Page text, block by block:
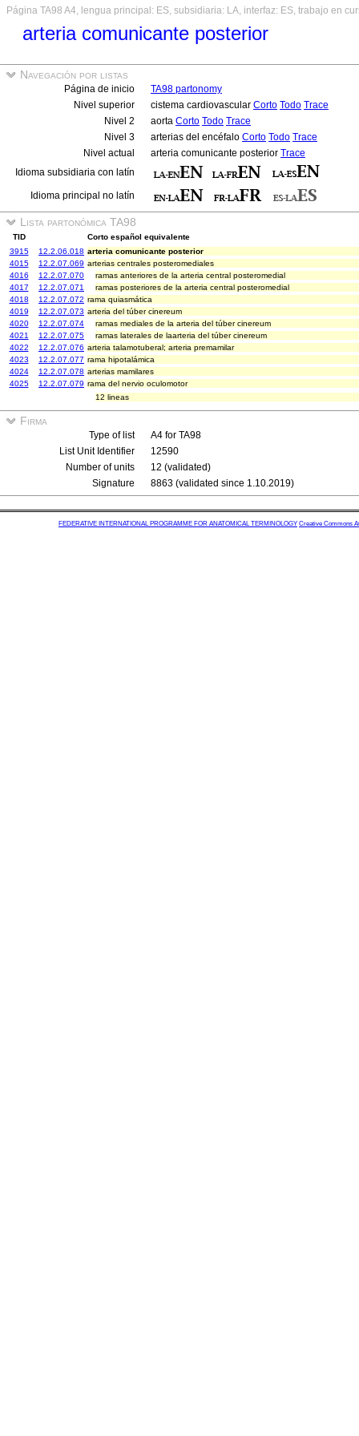
Página TA98 A4, lengua principal: ES, subsidiaria: LA, interfaz: ES, trabajo en
arteria comunicante posterior
Navegación por listas
Página de inicio
TA98 partonomy
Nivel superior
cistema cardiovascular Corto Todo Trace
Nivel 2
aorta Corto Todo Trace
Nivel 3
arterias del encéfalo Corto Todo Trace
Nivel actual
arteria comunicante posterior Trace
Idioma subsidiaria con latín
Idioma principal no latín
Lista partonómica TA98
TID
Corto español equivalente
3915
12.2.06.018 arteria comunicante posterior
4015
12.2.07.069 arterias centrales posteromediales
4016
12.2.07.070
ramas anteriores de la arteria central posteromedial
4017
12.2.07.071
ramas posteriores de la arteria central posteromedial
4018
12.2.07.072 rama quiasmática
4019
12.2.07.073 arteria del túber cinereum
4020
12.2.07.074
ramas mediales de la arteria del túber cinereum
4021
12.2.07.075
ramas laterales de laarteria del túber cinereum
4022
12.2.07.076 arteria talamotuberal; arteria premamilar
4023
12.2.07.077 rama hipotalámica
4024
12.2.07.078 arterias mamilares
4025
12.2.07.079 rama del nervio oculomotor
12 lineas
Firma
Type of list
A4 for TA98
List Unit Identifier
12590
Number of units
12 (validated)
Signature
8863 (validated since 1.10.2019)
FEDERATIVE INTERNATIONAL PROGRAMME FOR ANATOMICAL TERMINOLOGY Creative Commons